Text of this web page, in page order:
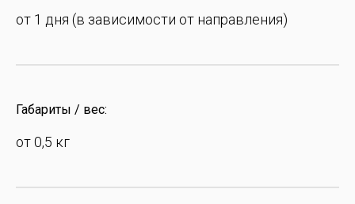
от 1 дня (в зависимости от направления)
Габариты / вес:
от 0,5 кг